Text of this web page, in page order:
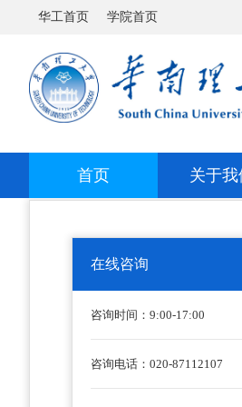
华工首页 学院首页
首页 关于我
在线咨询
咨询时间： 9:00-17:00
咨询电话：020-87112107